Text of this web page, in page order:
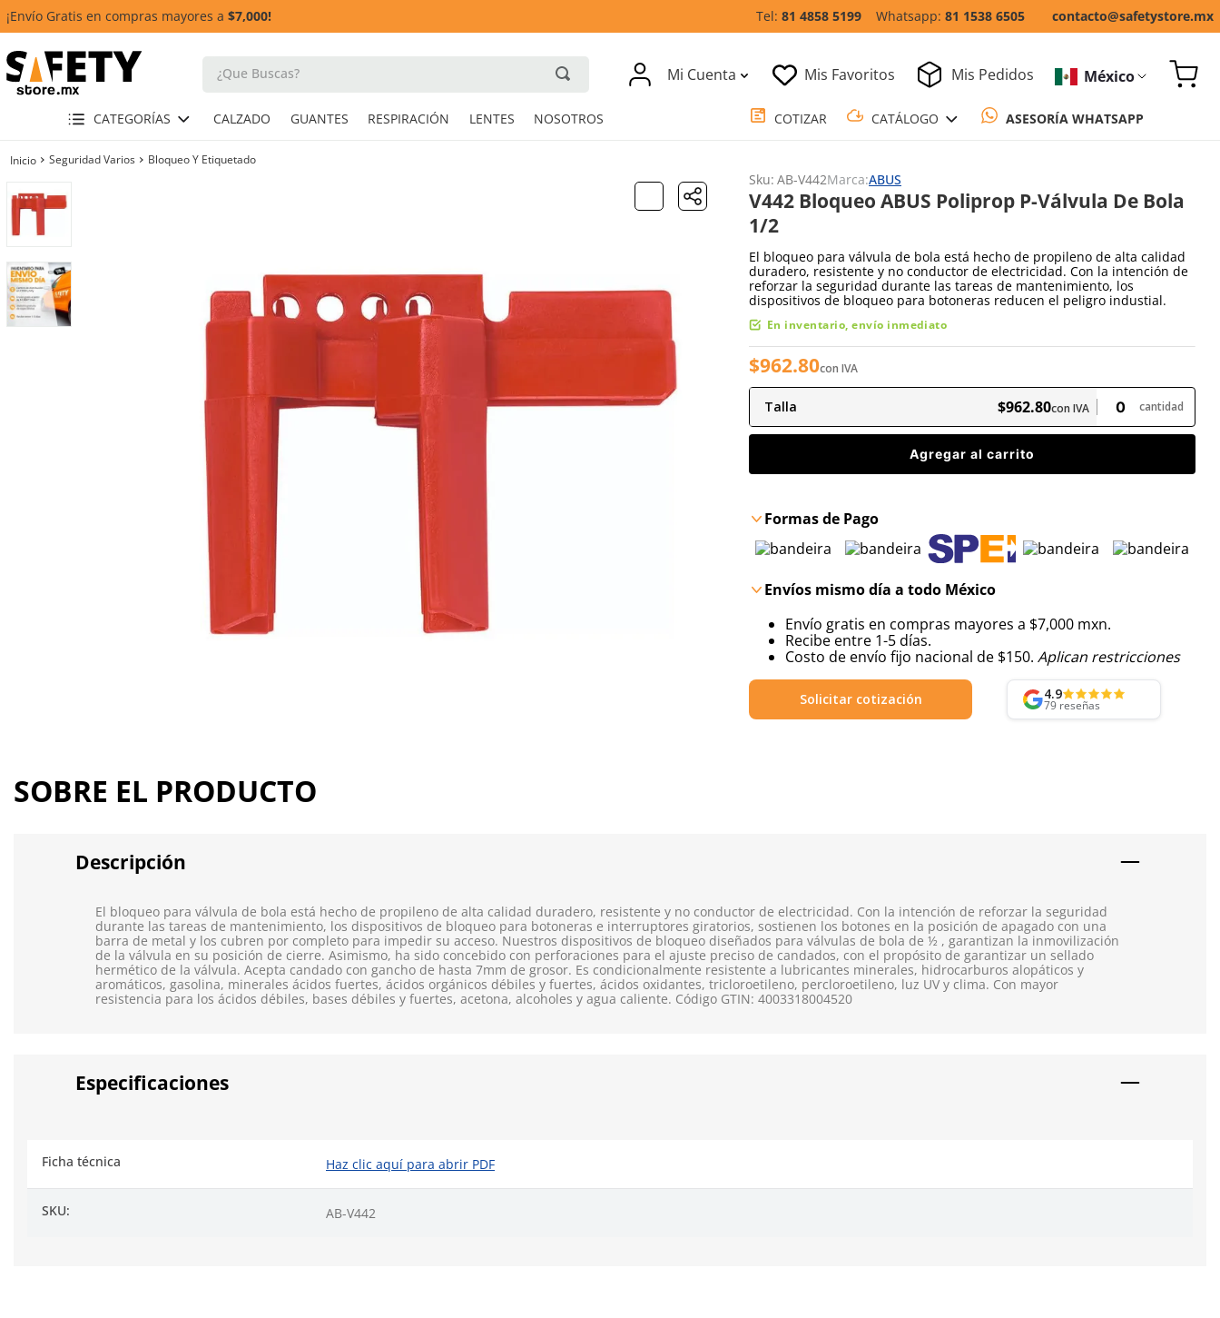
¡Envío Gratis en compras mayores a $7,000! 81 4858 5199 81 1538 6505 contacto@safetystore.mx
Mi Cuenta Mis Favoritos Mis Pedidos México
Seguridad Varios Bloqueo Y Etiquetado
Sku: AB-V442Marca:ABUS
V442 Bloqueo ABUS Poliprop P-Válvula De Bola
1/2
El bloqueo para válvula de bola está hecho de propileno de alta calidad
duradero, resistente y no conductor de electricidad. Con la intención de
reforzar la seguridad durante las tareas de mantenimiento, los
dispositivos de bloqueo para botoneras reducen el peligro industial.
En inventario, envío inmediato
$962.80con IVA
Talla $962.80con IVA cantidad
Agregar al carrito
Formas de Pago
Envíos mismo día a todo México
Envío gratis en compras mayores a $7,000 mxn.
Recibe entre 1-5 días.
Costo de envío fijo nacional de $150. Aplican restricciones
Solicitar cotización 4.9
79 reseñas
SOBRE EL PRODUCTO
Descripción
El bloqueo para válvula de bola está hecho de propileno de alta calidad duradero, resistente y no conductor de electricidad. Con la intención de reforzar la seguridad
durante las tareas de mantenimiento, los dispositivos de bloqueo para botoneras e interruptores giratorios, sostienen los botones en la posición de apagado con una
barra de metal y los cubren por completo para impedir su acceso. Nuestros dispositivos de bloqueo diseñados para válvulas de bola de ½ , garantizan la inmovilización
de la válvula en su posición de cierre. Asimismo, ha sido concebido con perforaciones para el ajuste preciso de candados, con el propósito de garantizar un sellado
hermético de la válvula. Acepta candado con gancho de hasta 7mm de grosor. Es condicionalmente resistente a lubricantes minerales, hidrocarburos alopáticos y
aromáticos, gasolina, minerales ácidos fuertes, ácidos orgánicos débiles y fuertes, ácidos oxidantes, tricloroetileno, percloroetileno, luz UV y clima. Con mayor
resistencia para los ácidos débiles, bases débiles y fuertes, acetona, alcoholes y agua caliente. Código GTIN: 4003318004520
Especificaciones
Ficha técnica Haz clic aquí para abrir PDF
SKU: AB-V442
MÁS BUSCADOS
chalecos
guante
lentes
guantes